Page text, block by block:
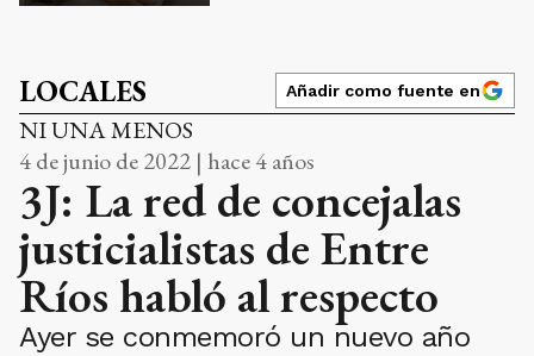
LOCALES Añadir como fuente en
NI UNA MENOS
4 de junio de 2022 | hace 4 años
3J: La red de concejalas
justicialistas de Entre
Ríos habló al respecto
Ayer se conmemoró un nuevo año